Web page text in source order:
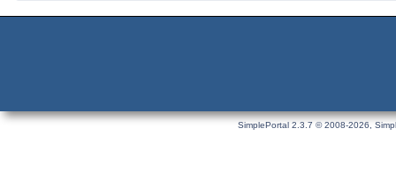
SimplePortal 2.3.7 © 2008-2026,